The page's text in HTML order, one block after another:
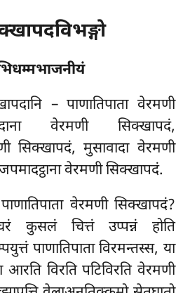
– पाणातिपाता वेरमणी
वेरमणी सिक्खापदं,
सिक्खापदं, मुसावादा वेरमणी
वेरमणी सिक्खापदं.
वेरमणी सिक्खापदं?
कुसलं चित्तं उप्पन्नं होति
पाणातिपाता विरमन्तस्स, या
आरति विरति पटिविरति वेरमणी